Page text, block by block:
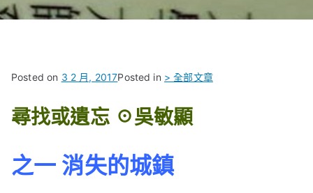
Posted on 3 2 月, 2017Posted in > 全部文章
尋找或遺忘 ☉吳敏顯
之一 消失的城鎮